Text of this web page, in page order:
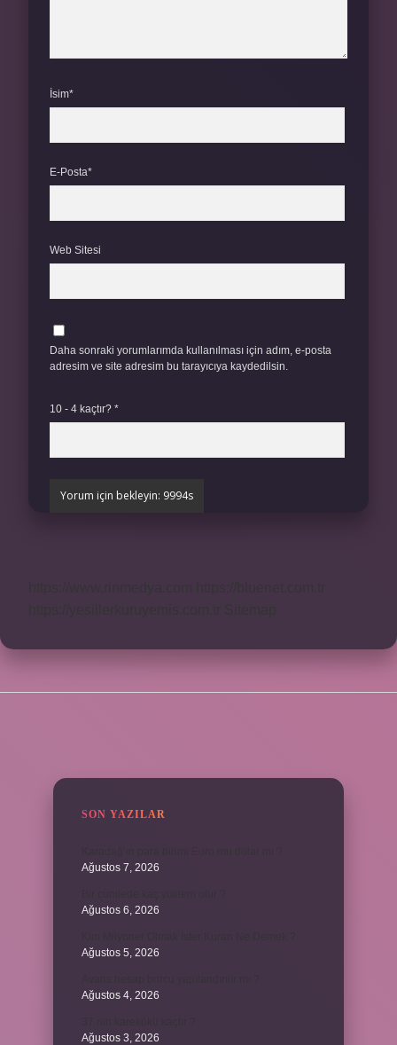
İsim*
E-Posta*
Web Sitesi
Daha sonraki yorumlarımda kullanılması için adım, e-posta
adresim ve site adresim bu tarayıcıya kaydedilsin.
10 - 4 kaçtır? *
SON YAZILAR
Ağustos 7, 2026
Ağustos 6, 2026
Ağustos 5, 2026
Ağustos 4, 2026
Ağustos 3, 2026